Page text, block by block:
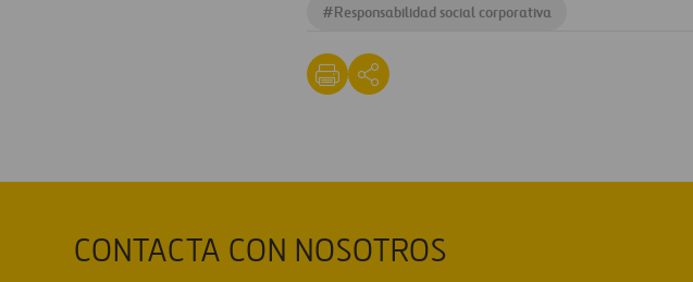
#Responsabilidad social corporativa
CONTACTA CON NOSOTROS